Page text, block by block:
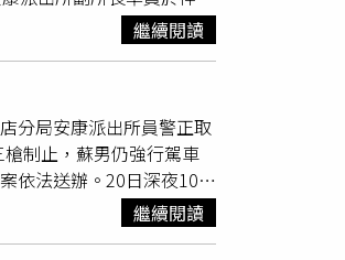
；阿札孔提醒民眾，在公
即通報執法部門處理。目
疑人士。警方目前則朝
心人士刻意設計的惡作
，要求他停車受檢。蘇
，隨即對空鳴槍一發並
院，經診斷為頭部及手
尋獲涉案車輛，隨後鎖
查獲海洛因5包(總毛重
顆(毛重5.7公克)、大麻1
逃逸，警方持續追捕，21
1包（約1克）及依托咪酯
晚間執行「酒（毒）駕大
繼續閱讀
分局安康派出所員警正取
制止，蘇男仍強行駕車
依法送辦。20日深夜10時
發現不明
白色粉末，要
車拖行導致2人受傷，隨
繼續閱讀